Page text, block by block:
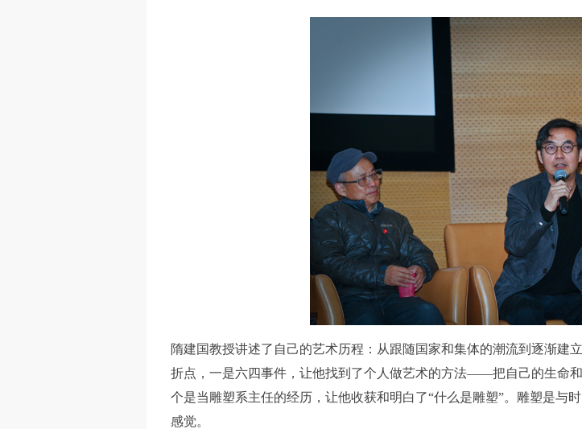
隋建国教授讲述了自己的艺术历程：从跟随国家和集体的潮流到逐渐建
折点，一是六四事件，让他找到了个人做艺术的方法——把自己的生命
个是当雕塑系主任的经历，让他收获和明白了“什么是雕塑”。雕塑是与
感觉。
的作品）提交中央美术学院用作发表、出版
络及其它数字媒体形式公开出版，并同意编
美术学院资料库》《中央美术学院美术馆资
机构和平台，在中央美术学院中使用和在互
中央美术学院美术馆活动安全免责协议书
第一条
本次活动公平公正、自愿参加与退出、风险
险，参加者应有必要的风险意识。
第二条
参加本次活动者必须遵守中华人民共和国的
和社会公德规范，并应该具备以人为本、团
第三条
参加本次活动人员应该是成年人（具有完全
上）未成年人必须在成年人的陪同下参观。
的作品）提交中央美术学院用作发表、出版
络及其它数字媒体形式公开出版，并同意编
美术学院资料库》《中央美术学院美术馆资
机构和平台，在中央美术学院中使用和在互
中央美术学院美术馆活动安全免责协议书
第一条
本次活动公平公正、自愿参加与退出、风险
险，参加者应有必要的风险意识。
第二条
参加本次活动者必须遵守中华人民共和国的
和社会公德规范，并应该具备以人为本、团
第三条
参加本次活动人员应该是成年人（具有完全
上）未成年人必须在成年人的陪同下参观。
的作品）提交中央美术学院用作发表、出版
络及其它数字媒体形式公开出版，并同意编
美术学院资料库》《中央美术学院美术馆资
机构和平台，在中央美术学院中使用和在互
中央美术学院美术馆活动安全免责协议书
第一条
本次活动公平公正、自愿参加与退出、风险
险，参加者应有必要的风险意识。
第二条
参加本次活动者必须遵守中华人民共和国的
和社会公德规范，并应该具备以人为本、团
第三条
参加本次活动人员应该是成年人（具有完全
上）未成年人必须在成年人的陪同下参观。
验证码
可使用雅昌艺术网会员账户